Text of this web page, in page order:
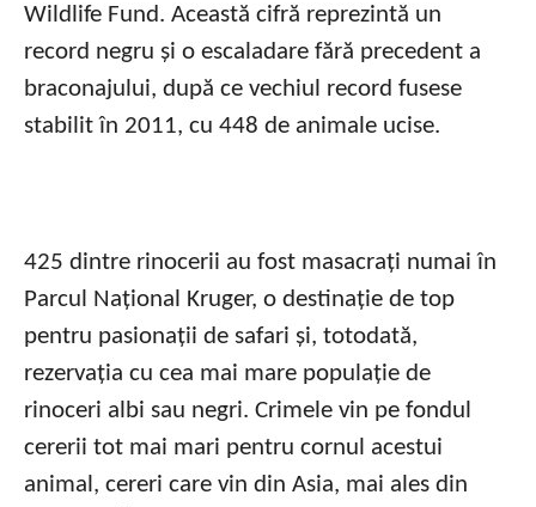
Wildlife Fund. Această cifră reprezintă un
record negru și o escaladare fără precedent a
braconajului, după ce vechiul record fusese
stabilit în 2011, cu 448 de animale ucise.
425 dintre rinocerii au fost masacrați numai în
Parcul Național Kruger, o destinație de top
pentru pasionații de safari și, totodată,
rezervația cu cea mai mare populație de
rinoceri albi sau negri. Crimele vin pe fondul
cererii tot mai mari pentru cornul acestui
animal, cereri care vin din Asia, mai ales din